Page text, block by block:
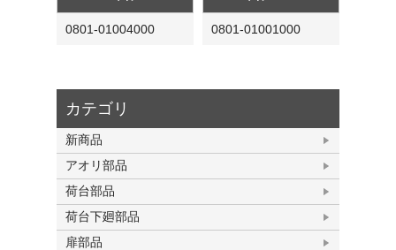
カテゴリ
新商品
アオリ部品
荷台部品
荷台下廻部品
扉部品
0801-01004000 0801-01001000